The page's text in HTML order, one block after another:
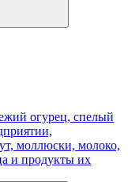
огурец, спелый
моллюски, молоко,
и продукты их